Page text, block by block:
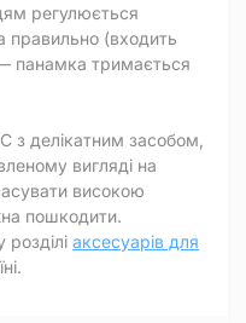
регулюється
правильно (входить
панамка тримається
з делікатним засобом,
вигляді на
високою
пошкодити.
аксесуарів для